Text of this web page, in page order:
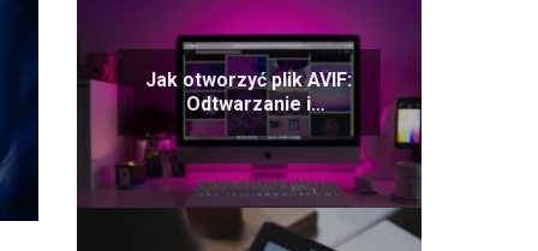
Jak otworzyć plik AVIF:
Odtwarzanie i
przeglądanie obrazów
AVIF